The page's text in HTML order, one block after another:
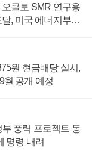
클로 SMR 연구용
, 미국 에너지부
원 현금배당 실시,
월 공개 예정
풍력 프로젝트 동
명령 내려